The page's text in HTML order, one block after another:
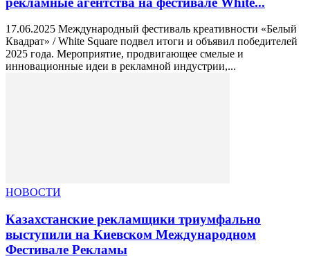
17.06.2025 Международный фестиваль креативности «Белый
Квадрат» / White Squarе подвел итоги и объявил победителей
2025 года. Мероприятие, продвигающее смелые и
инновационные идеи в рекламной индустрии,...
НОВОСТИ
Казахстанские рекламщики триумфально
выступили на Киевском Международном
Фестивале Рекламы